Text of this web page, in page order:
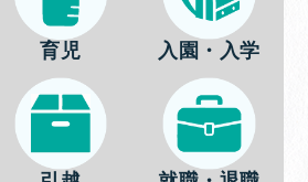
育児 入園・入学